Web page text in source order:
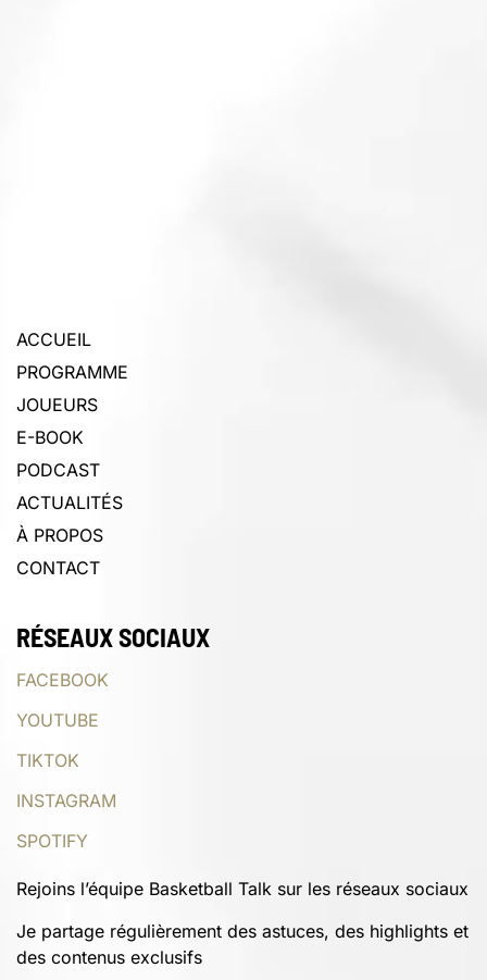
ACCUEIL
PROGRAMME
JOUEURS
E-BOOK
PODCAST
ACTUALITÉS
À PROPOS
CONTACT
RÉSEAUX SOCIAUX
FACEBOOK
YOUTUBE
TIKTOK
INSTAGRAM
SPOTIFY
Rejoins l’équipe Basketball Talk sur les réseaux sociaux
Je partage régulièrement des astuces, des highlights et
des contenus exclusifs